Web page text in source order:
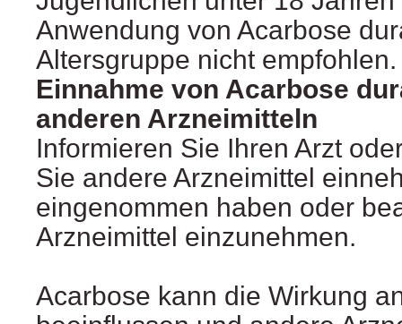
Anwendung von Acarbose
Altersgruppe nicht empfohlen.
Einnahme von Acarbose
anderen Arzneimitteln
Informieren Sie Ihren Arzt
Sie andere Arzneimittel
eingenommen haben oder
Arzneimittel einzunehmen.
Acarbose kann die Wirkung